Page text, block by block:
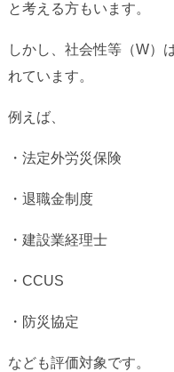
と考える方もいます。
しかし、社会性等（W）
れています。
例えば、
・法定外労災保険
・退職金制度
・建設業経理士
・CCUS
・防災協定
なども評価対象です。